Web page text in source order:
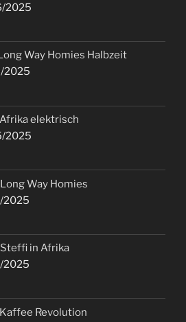
2025
Way Homies Halbzeit
2025
elektrisch
2025
Way Homies
2025
in Afrika
2025
Revolution